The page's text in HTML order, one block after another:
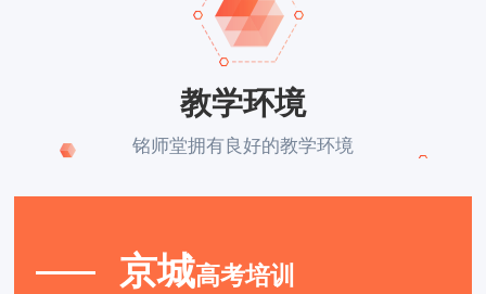
教学环境
铭师堂拥有良好的教学环境
京城高考培训
陈老师——地理教师